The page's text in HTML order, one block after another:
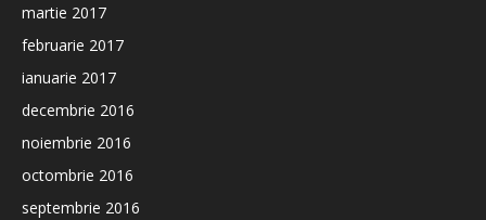
martie 2017
februarie 2017
ianuarie 2017
decembrie 2016
noiembrie 2016
octombrie 2016
septembrie 2016